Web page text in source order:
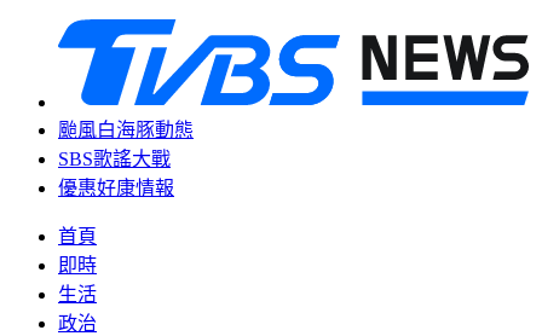
颱風白海豚動態
SBS歌謠大戰
優惠好康情報
首頁
即時
生活
政治